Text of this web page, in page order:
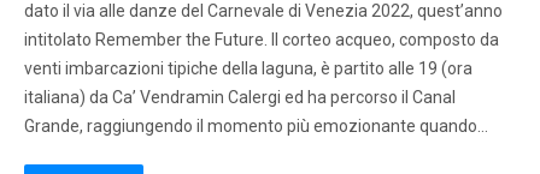
dato il via alle danze del Carnevale di Venezia 2022, quest’anno
intitolato Remember the Future. Il corteo acqueo, composto da
venti imbarcazioni tipiche della laguna, è partito alle 19 (ora
italiana) da Ca’ Vendramin Calergi ed ha percorso il Canal
Grande, raggiungendo il momento più emozionante quando…